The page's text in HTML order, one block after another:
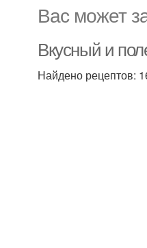
Вас может
Вкусный и
Найдено рецептов: